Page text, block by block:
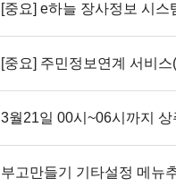
[중요] e하늘 장사정보 시스
3월21일 00시~06시까지
부고만들기 기타설정 메뉴